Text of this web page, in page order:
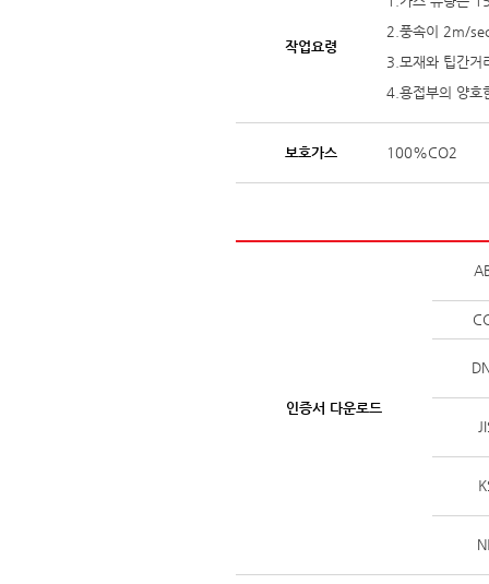
작업요령
2.풍속이 2m/
3.모재와 팁간
4.용접부의 양호
보호가스 100%CO2
인증서 다운로드